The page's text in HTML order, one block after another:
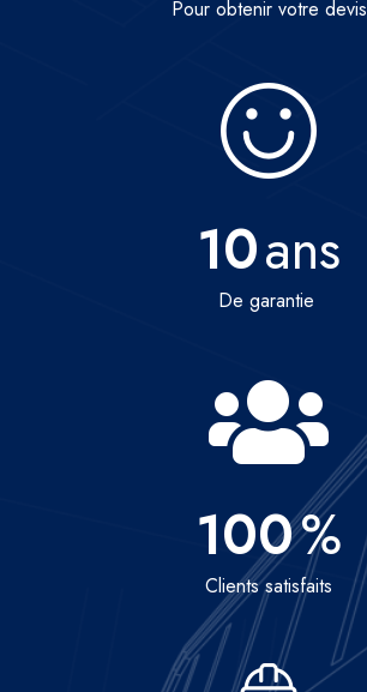
Pour obtenir votre devis
10ans
De garantie
100%
Clients satisfaits